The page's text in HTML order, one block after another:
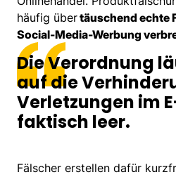
häufig übertäuschend echte
Social-Media-Werbung
Die Verordnung
auf die
Verletzungen im
faktisch leer.
Fälscher erstellen dafür